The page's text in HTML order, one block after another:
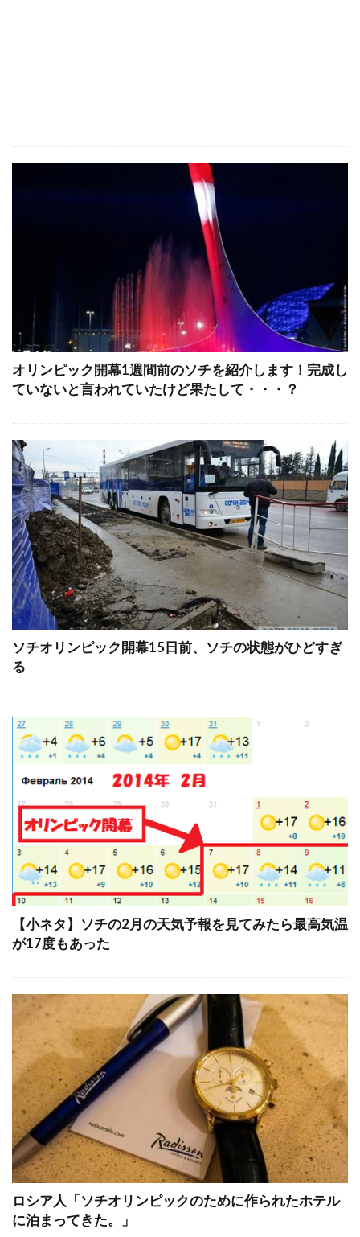
オリンピック開幕1週間前のソチを紹介します！完成し
ていないと言われていたけど果たして・・・？
ソチオリンピック開幕15日前、ソチの状態がひどすぎ
る
【小ネタ】ソチの2月の天気予報を見てみたら最高気温
が17度もあった
ロシア人「ソチオリンピックのために作られたホテル
に泊まってきた。」